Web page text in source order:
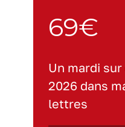
69€
Un mardi sur
2026 dans
lettres